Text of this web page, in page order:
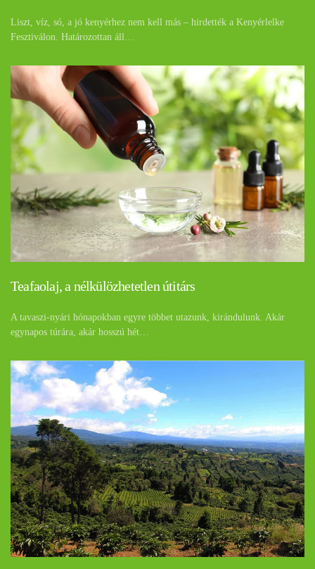
Liszt, víz, só, a jó kenyérhez nem kell más – hirdették a Kenyérlelke
Fesztiválon. Határozottan áll…
Teafaolaj, a nélkülözhetetlen útitárs
A tavaszi-nyári hónapokban egyre többet utazunk, kirándulunk. Akár
egynapos túrára, akár hosszú hét…